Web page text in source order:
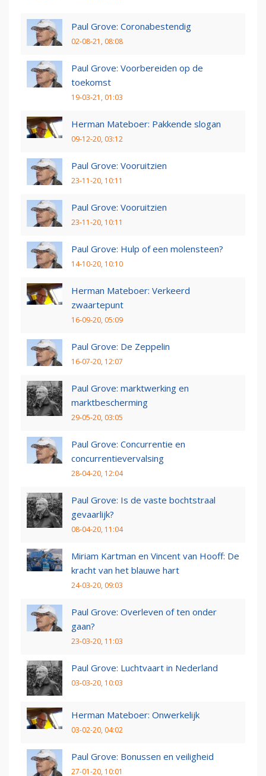
Paul Grove: Coronabestendig
02-08-21, 08:08
Paul Grove: Voorbereiden op de
toekomst
19-03-21, 01:03
Herman Mateboer: Pakkende slogan
09-12-20, 03:12
Paul Grove: Vooruitzien
23-11-20, 10:11
Paul Grove: Vooruitzien
23-11-20, 10:11
Paul Grove: Hulp of een molensteen?
14-10-20, 10:10
Herman Mateboer: Verkeerd
zwaartepunt
16-09-20, 05:09
Paul Grove: De Zeppelin
16-07-20, 12:07
Paul Grove: marktwerking en
marktbescherming
29-05-20, 03:05
Paul Grove: Concurrentie en
concurrentievervalsing
28-04-20, 12:04
Paul Grove: Is de vaste bochtstraal
gevaarlijk?
08-04-20, 11:04
Miriam Kartman en Vincent van Hooff: De
kracht van het blauwe hart
24-03-20, 09:03
Paul Grove: Overleven of ten onder
gaan?
23-03-20, 11:03
Paul Grove: Luchtvaart in Nederland
03-03-20, 10:03
Herman Mateboer: Onwerkelijk
03-02-20, 04:02
Paul Grove: Bonussen en veiligheid
27-01-20, 10:01